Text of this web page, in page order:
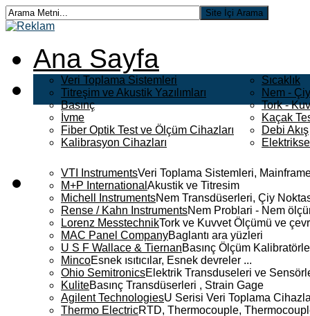
Ana Sayfa
Veri Toplama Sistemleri
Titreşim ve Akustik Yazılımları
Basınç
İvme
Fiber Optik Test ve Ölçüm Cihazları
Kalibrasyon Cihazları
Sıcaklık
Nem -
Tork -
Kaçak
Debi Akış
VTI InstrumentsVeri Toplama Sistemleri,
M+P International Akustik ve Titresim
Michell InstrumentsNem Transdüserleri, Çiy
Rense / Kahn InstrumentsNem Problari - Nem
Lorenz MesstechnikTork ve Kuvvet Ölçümü ve
MAC Panel CompanyBaglantı ara yüzleri
U S F Wallace & TiernanBasınç Ölçüm
MincoEsnek ısıtıcılar, Esnek devreler ...
Ohio SemitronicsElektrik Transduseleri ve
KuliteBasınç Transdüserleri , Strain Gage
Agilent TechnologiesU Serisi Veri Toplama
Thermo ElectricRTD, Thermocouple,